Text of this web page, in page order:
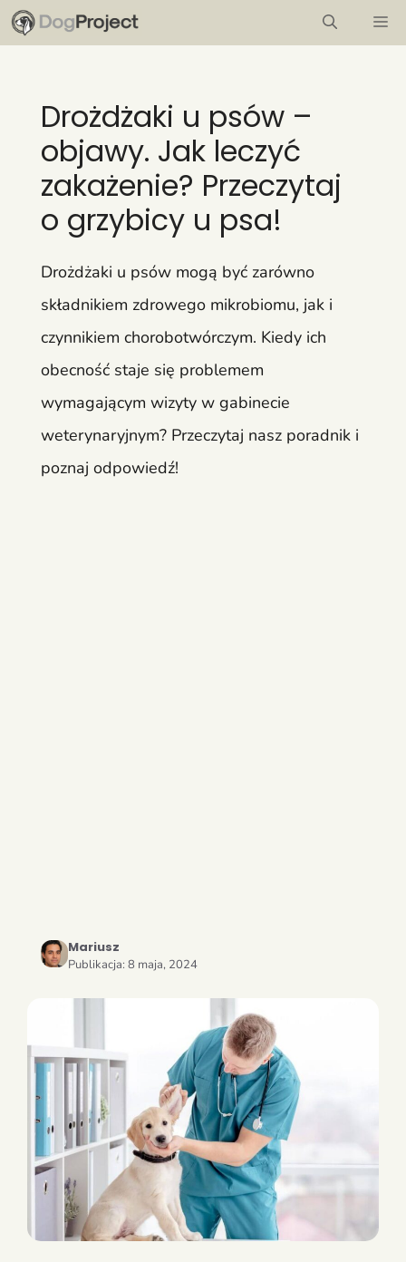
Przejdź
do
Drożdżaki u psów –
objawy. Jak leczyć
zakażenie? Przeczytaj
o grzybicy u psa!
Drożdżaki u psów mogą być zarówno
składnikiem zdrowego mikrobiomu, jak i
czynnikiem chorobotwórczym. Kiedy ich
obecność staje się problemem
wymagającym wizyty w gabinecie
weterynaryjnym? Przeczytaj nasz poradnik i
poznaj odpowiedź!
Mariusz
Publikacja: 8 maja, 2024